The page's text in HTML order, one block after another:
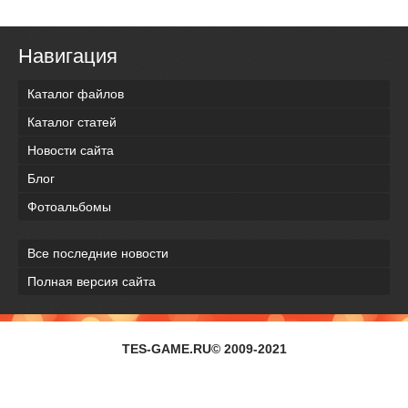
Навигация
Каталог файлов
Каталог статей
Новости сайта
Блог
Фотоальбомы
Все последние новости
Полная версия сайта
TES-GAME.RU© 2009-2021